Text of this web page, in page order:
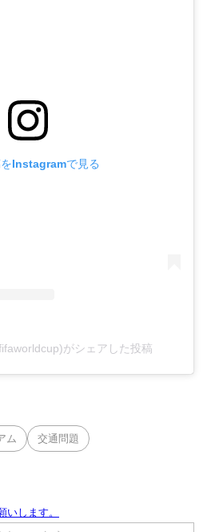
Instagramで見る
がシェアした投稿
ム 交通問題